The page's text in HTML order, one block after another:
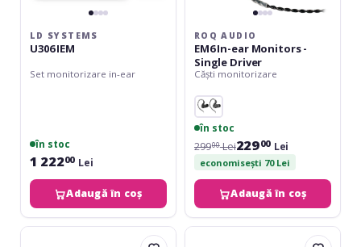
LD SYSTEMS
U306 IEM
Set monitorizare in-ear
în stoc
1 22200 Lei
Adaugă în coș
ROQ AUDIO
EM6 In-ear Monitors -
Single Driver
Căști monitorizare
în stoc
29900Lei22900 Lei
economisești 70 Lei
Adaugă în coș
Roland
Presonus